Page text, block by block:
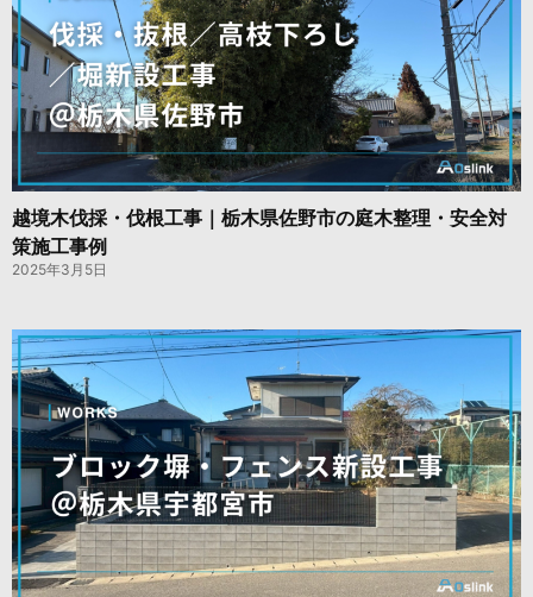
越境木伐採・伐根工事｜栃木県佐野市の庭木整理・安全対
策施工事例
2025年3月5日